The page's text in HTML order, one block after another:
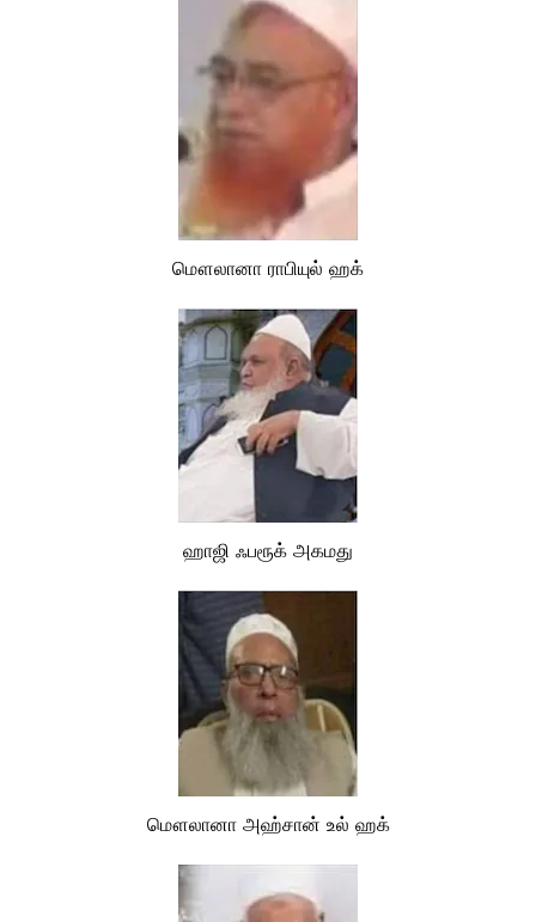
மௌலானா ராபியுல் ஹக்
ஹாஜி ஃபரூக் அகமது
மௌலானா அஹ்சான் உல் ஹக்